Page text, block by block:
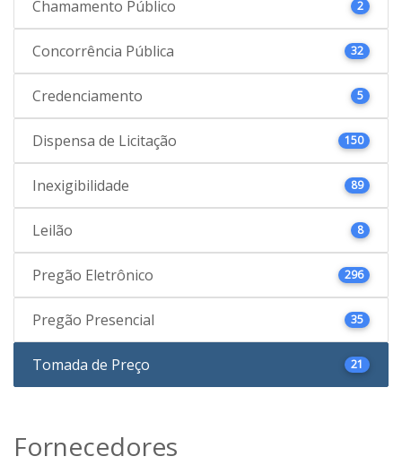
Chamamento Público 2
Concorrência Pública 32
Credenciamento 5
Dispensa de Licitação 150
Inexigibilidade 89
Leilão 8
Pregão Eletrônico 296
Pregão Presencial 35
Tomada de Preço 21
Fornecedores